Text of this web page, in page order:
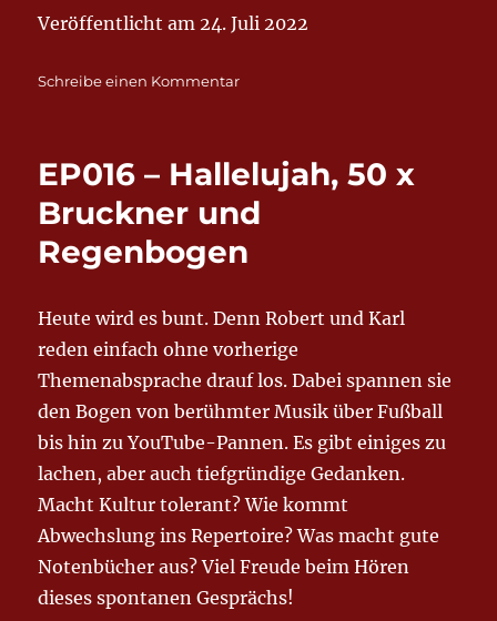
Veröffentlicht am 24. Juli 2022
Schreibe einen Kommentarzu
großer
Fahrt
EP016 – Hallelujah, 50 x
Bruckner und
Regenbogen
Heute wird es bunt. Denn Robert und Karl
reden einfach ohne vorherige
Themenabsprache drauf los. Dabei spannen sie
den Bogen von berühmter Musik über Fußball
bis hin zu YouTube-Pannen. Es gibt einiges zu
lachen, aber auch tiefgründige Gedanken.
Macht Kultur tolerant? Wie kommt
Abwechslung ins Repertoire? Was macht gute
Notenbücher aus? Viel Freude beim Hören
dieses spontanen Gesprächs!